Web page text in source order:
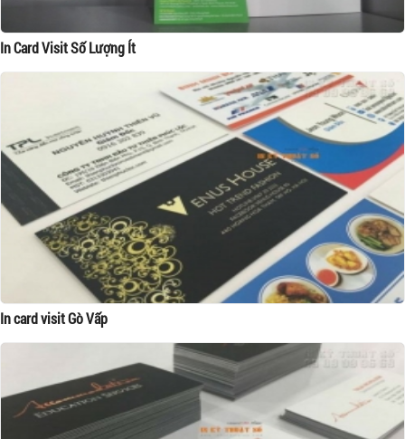
In Card Visit Số Lượng Ít
In card visit Gò Vấp